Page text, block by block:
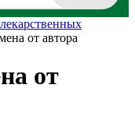
от автора
от